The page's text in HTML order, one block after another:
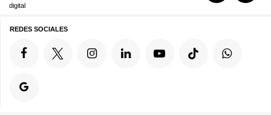
digital
REDES SOCIALES